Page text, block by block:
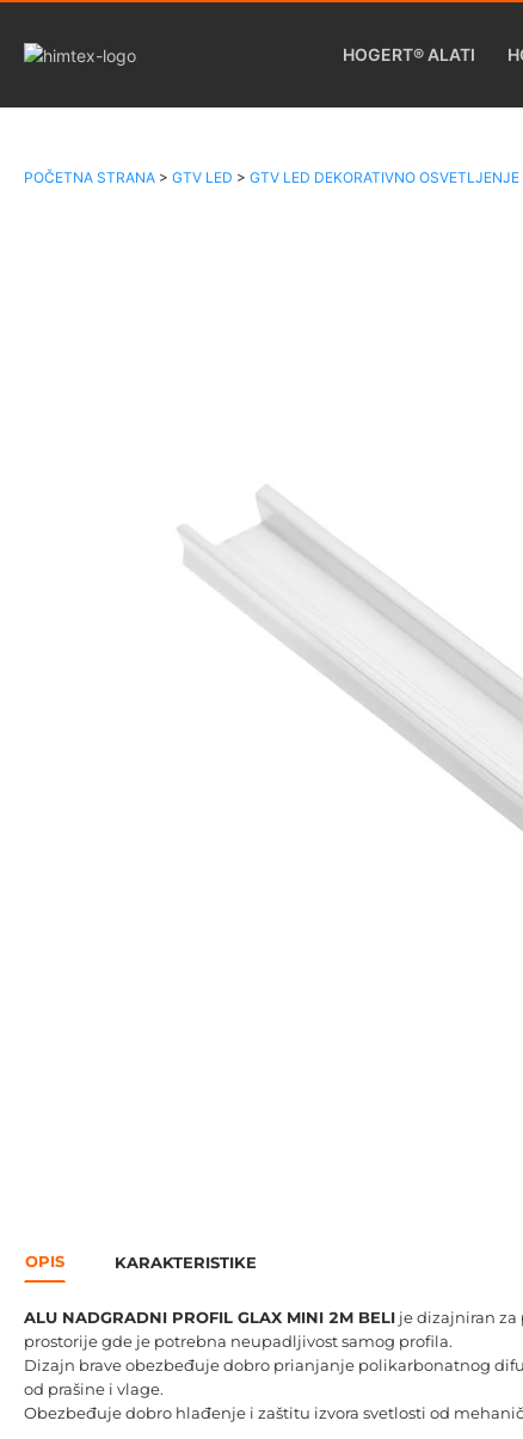
HOGERT® ALATI
POČETNA STRANA > GTV LED > GTV LED DEKORATIVNO OSVETLJENJE
OPIS KARAKTERISTIKE
ALU NADGRADNI PROFIL GLAX MINI 2M BELI je dizajniran
prostorije gde je potrebna neupadljivost samog profila.
Dizajn brave obezbeđuje dobro prianjanje polikarbonatnog
od prašine i vlage.
Obezbeđuje dobro hlađenje i zaštitu izvora svetlosti od